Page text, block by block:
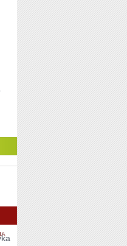
DODATKI
DZIECI